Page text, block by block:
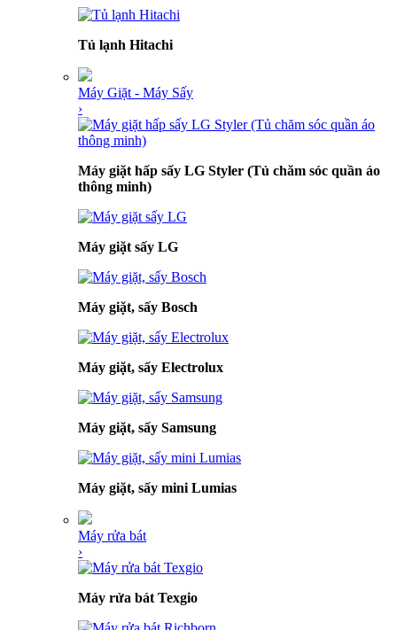
Tủ lạnh Hitachi
Máy Giặt - Máy Sấy
›
Máy giặt hấp sấy LG Styler (Tủ chăm sóc quần áo
thông minh)
Máy giặt sấy LG
Máy giặt, sấy Bosch
Máy giặt, sấy Electrolux
Máy giặt, sấy Samsung
Máy giặt, sấy mini Lumias
Máy rửa bát
›
Máy rửa bát Texgio